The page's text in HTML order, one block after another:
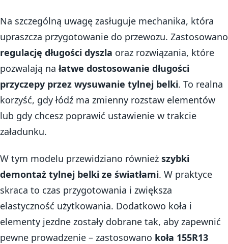
Na szczególną uwagę zasługuje mechanika, która
upraszcza przygotowanie do przewozu. Zastosowano
regulację długości dyszla oraz rozwiązania, które
pozwalają na łatwe dostosowanie długości
przyczepy przez wysuwanie tylnej belki. To realna
korzyść, gdy łódź ma zmienny rozstaw elementów
lub gdy chcesz poprawić ustawienie w trakcie
załadunku.
W tym modelu przewidziano również szybki
demontaż tylnej belki ze światłami. W praktyce
skraca to czas przygotowania i zwiększa
elastyczność użytkowania. Dodatkowo koła i
elementy jezdne zostały dobrane tak, aby zapewnić
pewne prowadzenie – zastosowano koła 155R13